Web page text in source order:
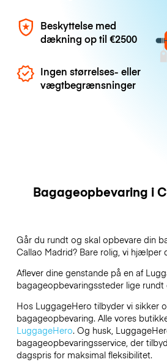
Beskyttelse med
dækning op til€2500
Ingen størrelses- eller
vægtbegrænsninger
Bagageopbevaring i
Går du rundt og skal opbevare din
Callao Madrid? Bare rolig, vi hjælper
Aflever dine genstande på en af
bagageopbevaringssteder lige rundt
Hos LuggageHero tilbyder vi sikker
bagageopbevaring. Alle vores
LuggageHero. Og husk,
bagageopbevaringsservice, der
dagspris for maksimal fleksibilitet.